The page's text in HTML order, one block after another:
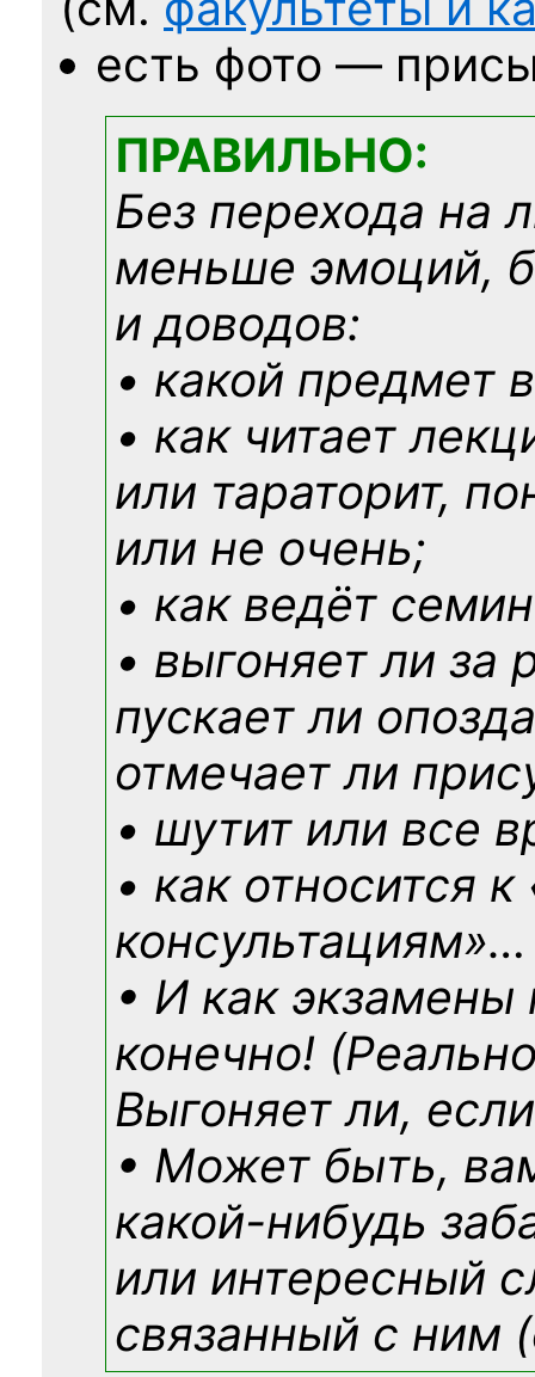
есть фото —
ПРАВИЛЬНО:
Без перехода на
меньше эмоций,
и доводов:
• какой предмет
• как читает
или тараторит,
или не очень;
• как ведёт
• выгоняет ли за
пускает ли
отмечает ли
• шутит или все
• как относится
консультациям»…
• И как экзамены
конечно!
Выгоняет ли,
• Может быть,
какой-нибудь
или интересный
связанный с ним